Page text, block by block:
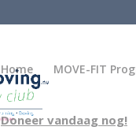
Home MOVE-FIT
Doneer vandaag nog!